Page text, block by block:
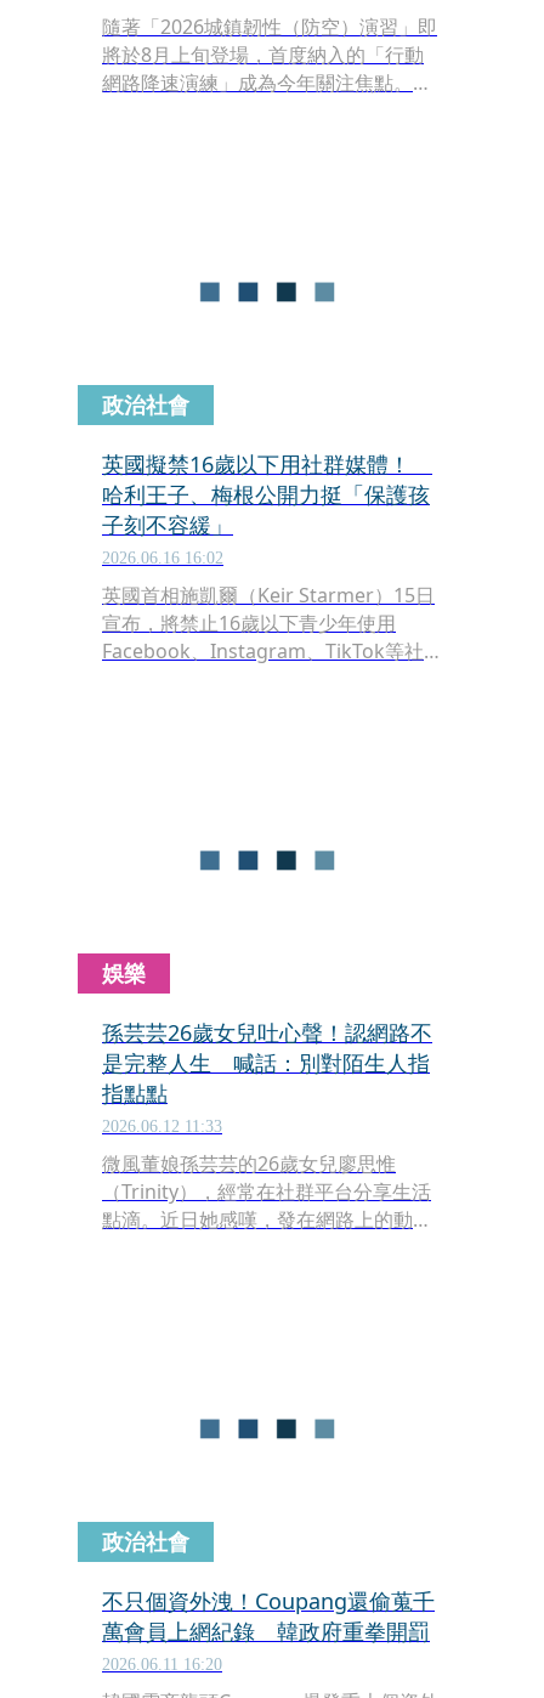
隨著「2026城鎮韌性（防空）演習」即
將於8月上旬登場，首度納入的「行動
網路降速演練」成為今年關注焦點。台
政治社會
英國擬禁16歲以下用社群媒體！
哈利王子、梅根公開力挺「保護孩
子刻不容緩」
2026.06.16 16:02
英國首相施凱爾（Keir Starmer）15日
宣布，將禁止16歲以下青少年使用
Facebook、Instagram、TikTok等社
更多責任，優先保障兒童福祉。
娛樂
孫芸芸26歲女兒吐心聲！認網路不
是完整人生 喊話：別對陌生人指
指點點
2026.06.12 11:33
微風董娘孫芸芸的26歲女兒廖思惟
（Trinity），經常在社群平台分享生活
點滴。近日她感嘆，發在網路上的動
政治社會
不只個資外洩！Coupang還偷蒐千
萬會員上網紀錄 韓政府重拳開罰
2026.06.11 16:20